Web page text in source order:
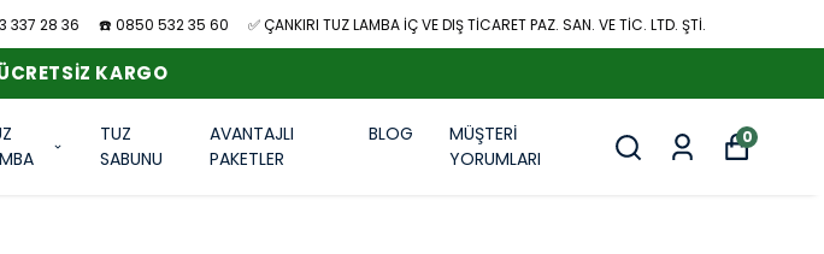
337 28 36 ☎️ 0850 532 35 60 ✅ ÇANKIRI TUZ LAMBA İÇ VE DIŞ TİCARET PAZ. SAN. VE TİC. LTD. ŞTİ.
KARGO
TUZ
SABUNU
AVANTAJLI
PAKETLER
BLOG
MÜŞTERİ
YORUMLARI
0